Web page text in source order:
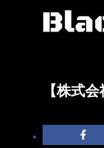
【株式